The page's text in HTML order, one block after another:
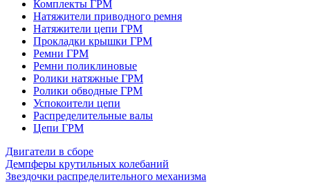
Комплекты ГРМ
Натяжители приводного ремня
Натяжители цепи ГРМ
Прокладки крышки ГРМ
Ремни ГРМ
Ремни поликлиновые
Ролики натяжные ГРМ
Ролики обводные ГРМ
Успокоители цепи
Распределительные валы
Цепи ГРМ
Двигатели в сборе
Демпферы крутильных колебаний
Звездочки распределительного механизма